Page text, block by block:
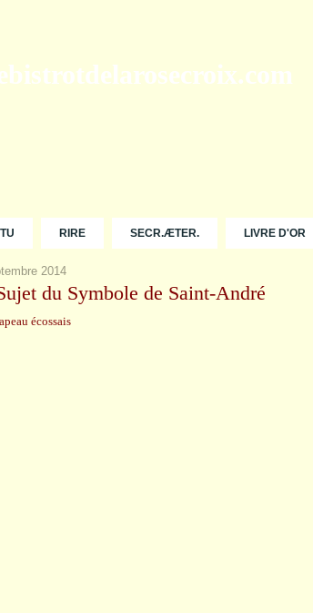
RIRE SECR.ÆTER. LIVRE D'OR
2014
du Symbole de Saint-André